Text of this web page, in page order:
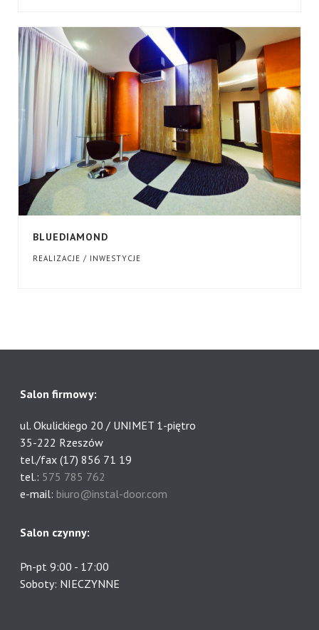
BLUEDIAMOND
REALIZACJE / INWESTYCJE
Salon firmowy:
ul. Okulickiego 20 / UNIMET 1-piętro
35-222 Rzeszów
tel./fax (17) 856 71 19
tel.: 575 785 762
e-mail: biuro@instal-door.com
Salon czynny:
Pn-pt 9:00 - 17:00
Soboty: NIECZYNNE